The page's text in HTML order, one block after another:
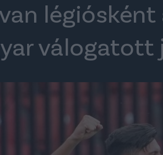
válogatott